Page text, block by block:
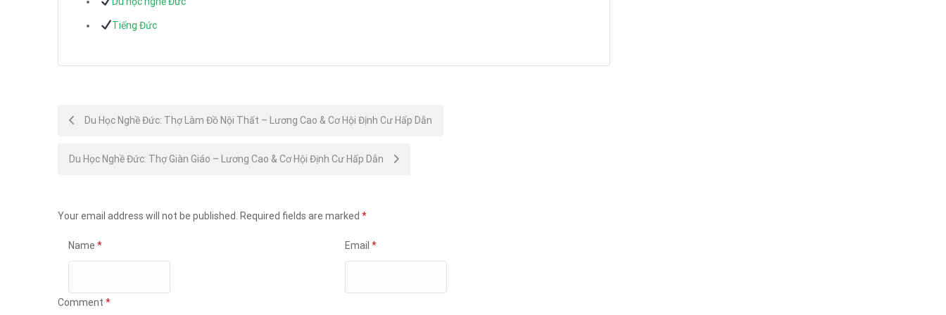
Tiếng Đức
Post
navigation
Du Học Nghề Đức: Thợ Làm Đồ Nội Thất – Lương Cao & Cơ Hội Định Cư Hấp Dẫn
Du Học Nghề Đức: Thợ Giàn Giáo – Lương Cao & Cơ Hội Định Cư Hấp Dẫn
Your email address will not be published. Required fields are marked *
Name * Email *
Comment *